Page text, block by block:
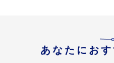
あなたにお